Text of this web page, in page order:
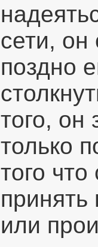
сети,
поздно
того, он
только
того
принять
или